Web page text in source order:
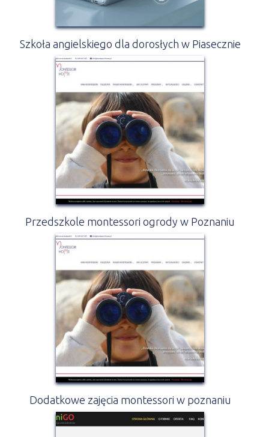
Szkoła angielskiego dla dorosłych w Piasecznie
Przedszkole montessori ogrody w Poznaniu
Dodatkowe zajęcia montessori w poznaniu